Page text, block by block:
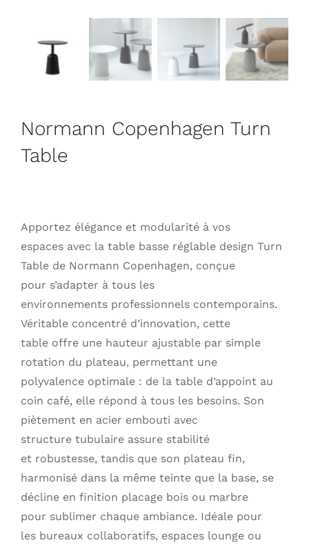
Contact
Normann Copenhagen Turn
Table
Apportez élégance et modularité à vos
espaces avec la table basse réglable design Turn
Table de Normann Copenhagen, conçue
pour s’adapter à tous les
environnements professionnels contemporains.
Véritable concentré d’innovation, cette
table offre une hauteur ajustable par simple
rotation du plateau, permettant une
polyvalence optimale : de la table d’appoint au
coin café, elle répond à tous les besoins. Son
piètement en acier embouti avec
structure tubulaire assure stabilité
et robustesse, tandis que son plateau fin,
harmonisé dans la même teinte que la base, se
décline en finition placage bois ou marbre
pour sublimer chaque ambiance. Idéale pour
les bureaux collaboratifs, espaces lounge ou